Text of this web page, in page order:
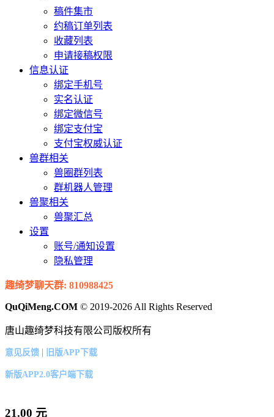
稿件集市
约稿订单列表
收藏列表
申请接稿权限
信息认证
绑定手机号
实名认证
绑定微信号
绑定支付宝
支付宝权威认证
兽群相关
兽圈群列表
群机器人管理
兽聚相关
兽聚汇总
设置
账号/通知设置
隐私管理
趣绮梦聊天群: 810988425
QuQiMeng.COM © 2019-2026 All Rights Reserved
唐山趣绮梦科技有限公司版权所有
意见反馈 | 旧版APP下载
新版APP2.0客户端下载
21.00 元